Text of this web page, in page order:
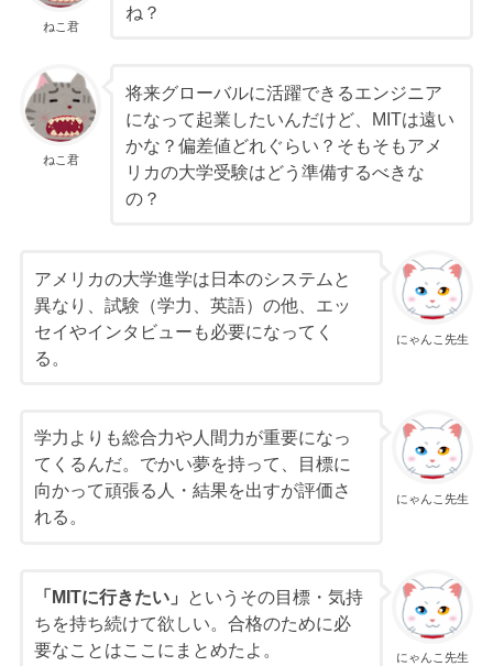
ねこ君
ね？
ねこ君
将来グローバルに活躍できるエンジニア
になって起業したいんだけど、MITは遠い
かな？偏差値どれぐらい？そもそもアメ
リカの大学受験はどう準備するべきな
の？
にゃんこ先生
アメリカの大学進学は日本のシステムと
異なり、試験（学力、英語）の他、エッ
セイやインタビューも必要になってく
る。
にゃんこ先生
学力よりも総合力や人間力が重要になっ
てくるんだ。でかい夢を持って、目標に
向かって頑張る人・結果を出すが評価さ
れる。
にゃんこ先生
「MITに行きたい」 というその目標・気持
ちを持ち続けて欲しい。合格のために必
要なことはここにまとめたよ。